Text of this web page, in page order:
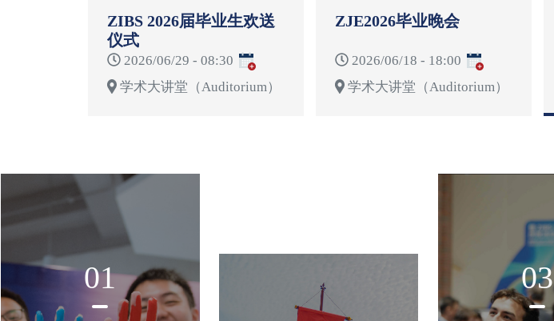
ZIBS 2026届毕业生欢送
仪式
2026/06/29 - 08:30
学术大讲堂（Auditorium）
ZJE2026毕业晚会
2026/06/18 - 18:00
学术大讲堂（Auditorium）
01 03